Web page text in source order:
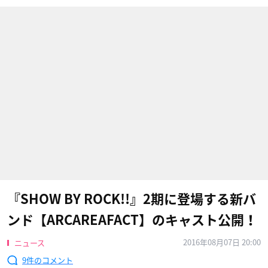
『SHOW BY ROCK!!』2期に登場する新バ
ンド【ARCAREAFACT】のキャスト公開！
ニュース
2016年08月07日 20:00
9